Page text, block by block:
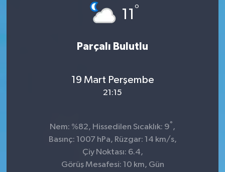
11 °
Parçalı Bulutlu
19 Mart Perşembe
21:15
Nem: %82, Hissedilen Sıcaklık: 9° ,
Basınç: 1007 hPa, Rüzgar: 14 km/s,
Çiy Noktası: 6.4,
Görüş Mesafesi: 10 km, Gün
Tarih - Kültür - Sanat - Turizm